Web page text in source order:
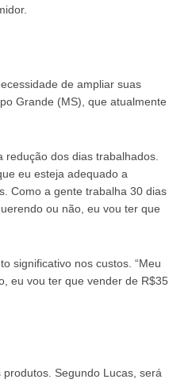
de ampliar suas
Grande (MS), que atualmente
dos dias trabalhados.
eu esteja adequado a
Como a gente trabalha 30 dias
ou não, eu vou ter que
significativo nos custos. “Meu
eu vou ter que vender de R$35
Segundo Lucas, será